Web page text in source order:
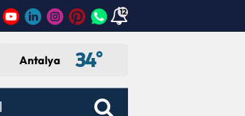
12
Antalya 34°